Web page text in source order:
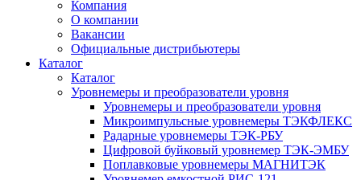
Компания
О компании
Вакансии
Официальные дистрибьютеры
Каталог
Каталог
Уровнемеры и преобразователи уровня
Уровнемеры и преобразователи уровня
Микроимпульсные уровнемеры ТЭКФЛЕКС
Радарные уровнемеры ТЭК-РБУ
Цифровой буйковый уровнемер ТЭК-ЭМБУ
Поплавковые уровнемеры МАГНИТЭК